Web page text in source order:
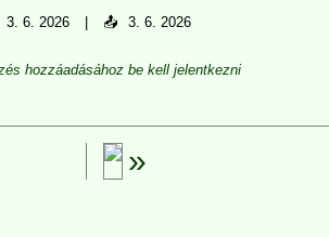
3. 6. 2026 📤 3. 6. 2026
hozzáadásához be kell jelentkezni